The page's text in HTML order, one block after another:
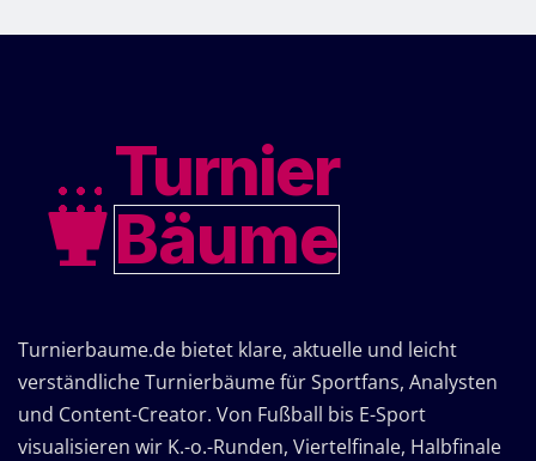
Turnier
Bäume
Turnierbaume.de bietet klare, aktuelle und leicht
verständliche Turnierbäume für Sportfans, Analysten
und Content-Creator. Von Fußball bis E-Sport
visualisieren wir K.-o.-Runden, Viertelfinale, Halbfinale